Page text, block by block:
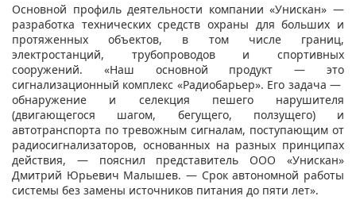
Основной профиль деятельности компании «Унискан» —
разработка технических средств охраны для больших и
протяженных объектов, в том числе границ,
электростанций, трубопроводов и спортивных
сооружений. «Наш основной продукт — это
сигнализационный комплекс «Радиобарьер». Его задача —
обнаружение и селекция пешего нарушителя
(двигающегося шагом, бегущего, ползущего) и
автотранспорта по тревожным сигналам, поступающим от
радиосигнализаторов, основанных на разных принципах
действия, — пояснил представитель ООО «Унискан»
Дмитрий Юрьевич Малышев. — Срок автономной работы
системы без замены источников питания до пяти лет».